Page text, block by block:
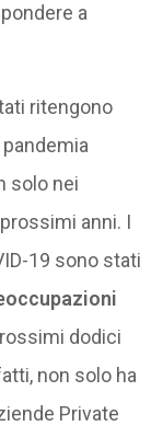
a
ritengono
solo nei
anni. I
19 sono stati
dodici
non solo ha
Private